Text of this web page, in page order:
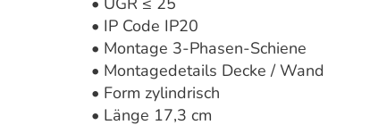
• IP Code IP20
• Montage 3-Phasen-Schiene
• Montagedetails Decke / Wand
• Form zylindrisch
• Länge 17,3 cm